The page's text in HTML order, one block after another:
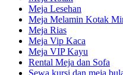
Meja Lesehan
Meja Melamin Kotak
Meja Rias
Meja Vip Kaca
Meja VIP Kayu
Rental Meja dan Sofa
Sewa kursi dan meja